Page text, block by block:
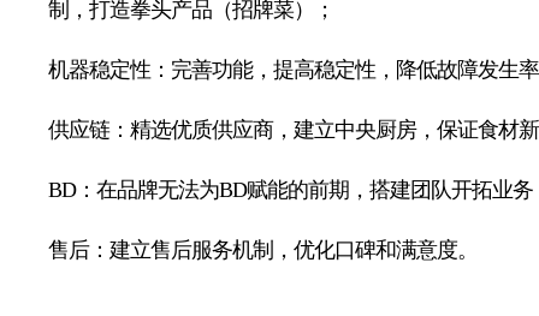
制，打造拳头产品（招牌菜）；
机器稳定性：完善功能，提高稳定性，降低故障发生
供应链：精选优质供应商，建立中央厨房，保证食材
BD：在品牌无法为BD赋能的前期，搭建团队开拓业务
售后：建立售后服务机制，优化口碑和满意度。